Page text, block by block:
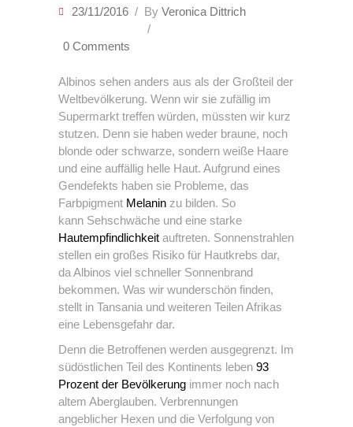
23/11/2016 By Veronica Dittrich
0 Comments
Albinos sehen anders aus als der Großteil der
Weltbevölkerung. Wenn wir sie zufällig im
Supermarkt treffen würden, müssten wir kurz
stutzen. Denn sie haben weder braune, noch
blonde oder schwarze, sondern weiße Haare
und eine auffällig helle Haut. Aufgrund eines
Gendefekts haben sie Probleme, das
Farbpigment Melanin zu bilden. So
kann Sehschwäche und eine starke
Hautempfindlichkeit auftreten. Sonnenstrahlen
stellen ein großes Risiko für Hautkrebs dar,
da Albinos viel schneller Sonnenbrand
bekommen. Was wir wunderschön finden,
stellt in Tansania und weiteren Teilen Afrikas
eine Lebensgefahr dar.
Denn die Betroffenen werden ausgegrenzt. Im
südöstlichen Teil des Kontinents leben 93
Prozent der Bevölkerung immer noch nach
altem Aberglauben. Verbrennungen
angeblicher Hexen und die Verfolgung von